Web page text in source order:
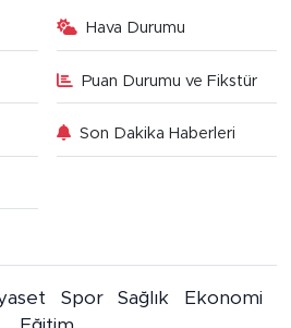
Hava Durumu
Puan Durumu ve Fikstür
Son Dakika Haberleri
Spor Sağlık
Ekonomi